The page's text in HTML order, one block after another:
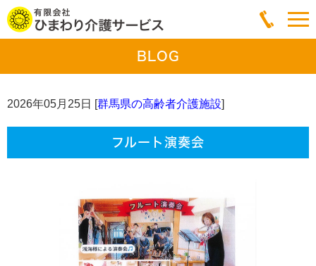
BLOG
2026年05月25日 [群馬県の高齢者介護施設]
フルート演奏会